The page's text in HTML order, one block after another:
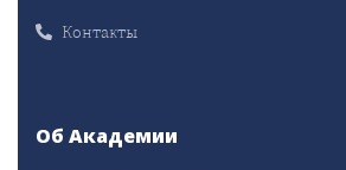
Контакты
Об Академии